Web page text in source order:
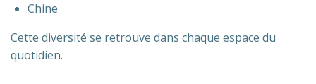
Chine
Cette diversité se retrouve dans chaque espace du
quotidien.